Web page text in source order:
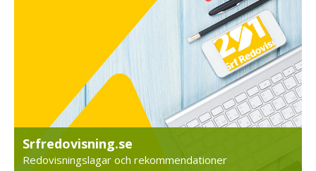
Srfredovisning.se
Redovisningslagar och rekommendationer